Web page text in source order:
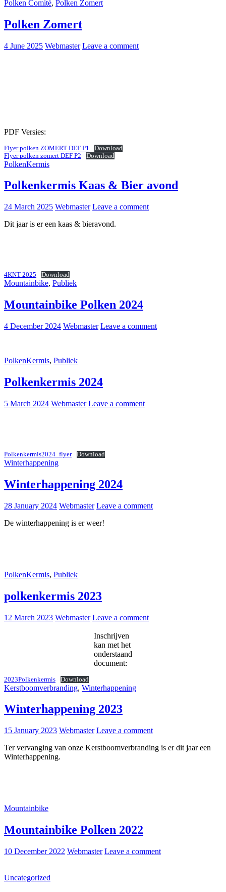
Polken Comité, Polken Zomert
Polken Zomert
4 June 2025 Webmaster Leave a comment
PDF Versies:
Flyer polken ZOMERT DEF P1
Download
Flyer polken zomert DEF P2
Download
PolkenKermis
Polkenkermis Kaas & Bier avond
24 March 2025 Webmaster Leave a comment
Dit jaar is er een kaas & bieravond.
4KNT 2025 Download
Mountainbike, Publiek
Mountainbike Polken 2024
4 December 2024 Webmaster Leave a comment
PolkenKermis, Publiek
Polkenkermis 2024
5 March 2024 Webmaster Leave a comment
Polkenkermis2024_flyer Download
Winterhappening
Winterhappening 2024
28 January 2024 Webmaster Leave a comment
De winterhappening is er weer!
PolkenKermis, Publiek
polkenkermis 2023
12 March 2023 Webmaster Leave a comment
Inschrijven
kan met het
onderstaand
document:
2023Polkenkermis Download
Kerstboomverbranding, Winterhappening
Winterhappening 2023
15 January 2023 Webmaster Leave a comment
Ter vervanging van onze Kerstboomverbranding is er dit jaar een
Winterhappening.
Mountainbike
Mountainbike Polken 2022
10 December 2022 Webmaster Leave a comment
Uncategorized